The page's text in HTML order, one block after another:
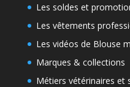
Les soldes et
Les vêtements
Les vidéos de Blouse
Marques & collections
Métiers vétérinaires et